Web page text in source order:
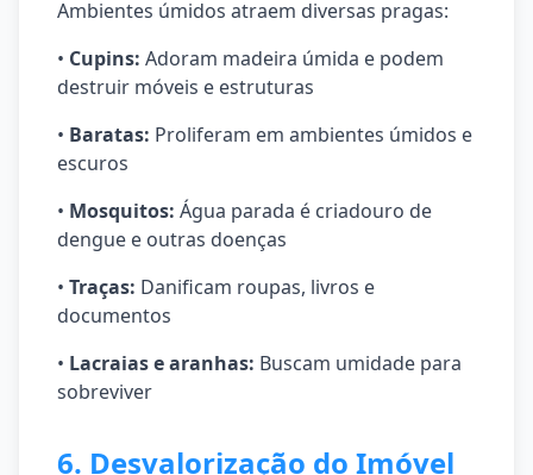
Ambientes úmidos atraem diversas pragas:
• Cupins: Adoram madeira úmida e podem
destruir móveis e estruturas
• Baratas: Proliferam em ambientes úmidos e
escuros
• Mosquitos: Água parada é criadouro de
dengue e outras doenças
• Traças: Danificam roupas, livros e
documentos
• Lacraias e aranhas: Buscam umidade para
sobreviver
6. Desvalorização do Imóvel